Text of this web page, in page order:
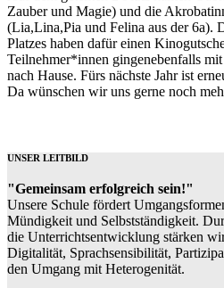
Zauber und Magie) und die
(Lia,Lina,Pia und Felina aus der 6a).
Platzes haben dafür einen
Teilnehmer*innen gingenebenfalls
nach Hause. Fürs nächste Jahr ist
Da wünschen wir uns gerne noch
UNSER LEITBILD
"Gemeinsam erfolgreich sein!"
Unsere Schule fördert
Mündigkeit und Selbstständigkeit.
die Unterrichtsentwicklung stärken
Digitalität, Sprachsensibilität,
den Umgang mit Heterogenität.